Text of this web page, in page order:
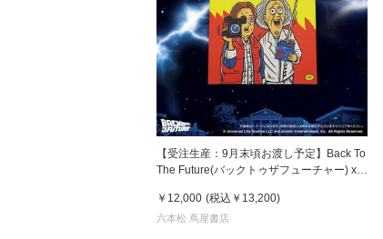
【受注生産：9月末頃お渡し予定】Back To
The Future(バックトゥザフューチャー) x
＆ドク)
￥12,000 (税込 ￥13,200)
六本松 蔦屋書店